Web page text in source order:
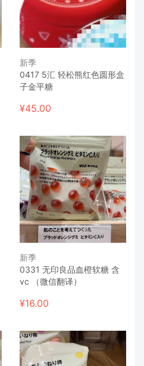
新季
0417 5汇 轻松熊红色圆形盒
子金平糖
¥45.00
新季
0331 无印良品血橙软糖 含
vc （微信翻译）
¥16.00